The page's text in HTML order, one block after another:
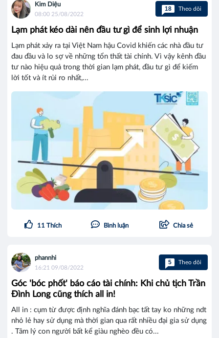
Kim Diệu
08:00 25/08/2022
18 Theo dõi
Lạm phát kéo dài nên đầu tư gì để sinh lợi nhuận
Lạm phát xảy ra tại Việt Nam hậu Covid khiến các nhà đầu tư
đau đầu và lo sợ về những tổn thất tài chính. Vì vậy kênh đầu
tư nào hiệu quả trong thời gian lạm phát, đầu tư gì để kiếm
lời tốt và ít rủi ro nhất,...
11 Thích Bình luận Chia sẻ
phannhi
16:21 09/08/2022
5 Theo dõi
Góc 'bóc phốt' báo cáo tài chính: Khi chủ tịch Trần
Đình Long cũng thích all in!
All in : cụm từ được định nghĩa đánh bạc tất tay ko những ndt
nhỏ lẻ hay sử dụng mà thời gian qua rất nhiều đại gia sử dụng
. Tâm lý con người bất kể giàu nghèo đều có...